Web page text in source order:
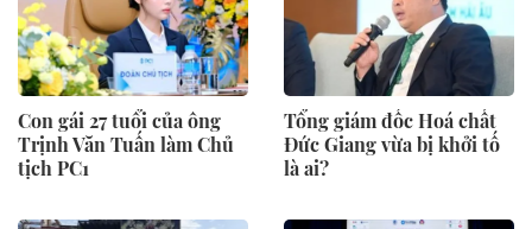
Con gái 27 tuổi của ông
Trịnh Văn Tuấn làm Chủ
tịch PC1
Tổng giám đốc Hoá chất
Đức Giang vừa bị khởi tố
là ai?